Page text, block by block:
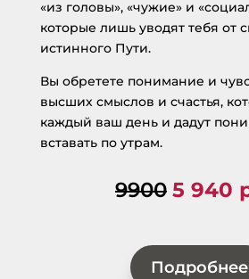
«из головы», «чужие» и
которые лишь уводят тебя от
истинного Пути.
Вы обретете понимание и
высших смыслов и счастья,
каждый ваш день и дадут
вставать по утрам.
9900 5 940
Подробнее